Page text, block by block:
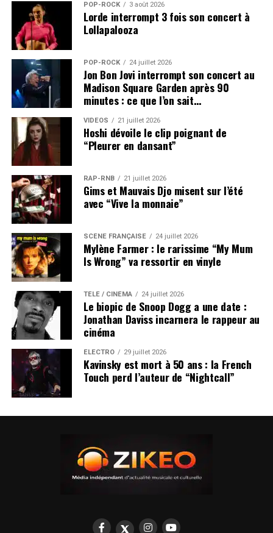
POP-ROCK 3 août 2026
Lorde interrompt 3 fois son concert à
Lollapalooza
POP-ROCK 24 juillet 2026
Jon Bon Jovi interrompt son concert au
Madison Square Garden après 90
minutes : ce que l’on sait…
VIDEOS 21 juillet 2026
Hoshi dévoile le clip poignant de
“Pleurer en dansant”
RAP-RNB 21 juillet 2026
Gims et Mauvais Djo misent sur l’été
avec “Vive la monnaie”
SCÈNE FRANÇAISE 24 juillet 2026
Mylène Farmer : le rarissime “My Mum
Is Wrong” va ressortir en vinyle
TÉLÉ / CINÉMA 24 juillet 2026
Le biopic de Snoop Dogg a une date :
Jonathan Daviss incarnera le rappeur au
cinéma
ÉLECTRO 29 juillet 2026
Kavinsky est mort à 50 ans : la French
Touch perd l’auteur de “Nightcall”